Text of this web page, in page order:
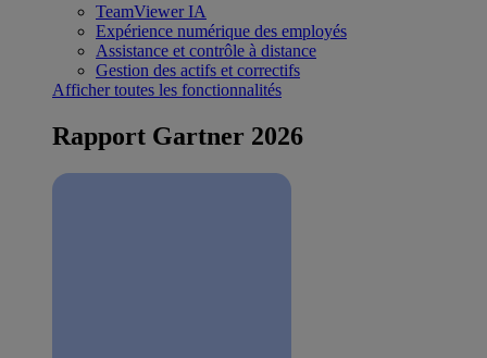
TeamViewer IA
Expérience numérique des employés
Assistance et contrôle à distance
Gestion des actifs et correctifs
Afficher toutes les fonctionnalités
Rapport Gartner 2026